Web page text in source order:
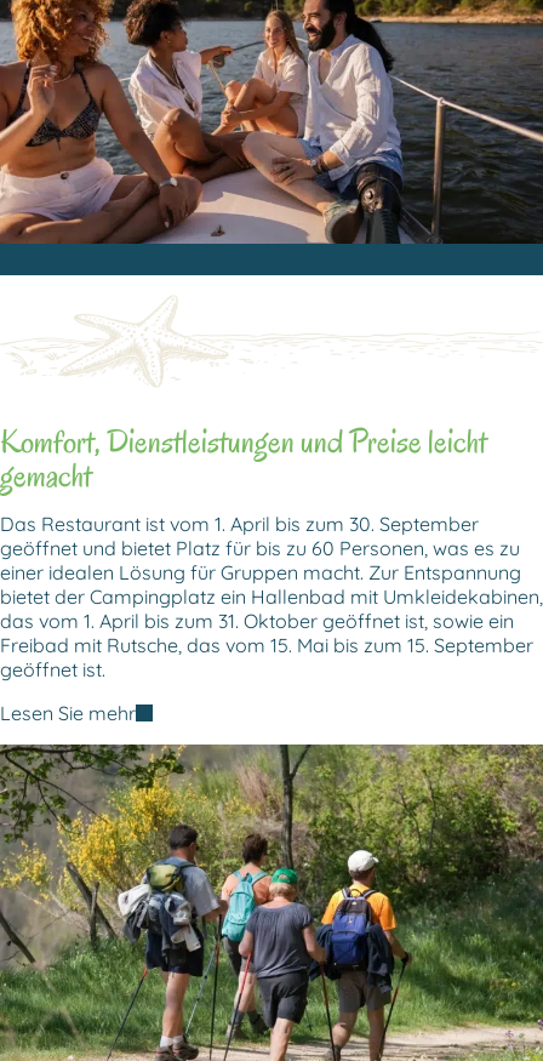
Komfort, Dienstleistungen undPreise leicht
gemacht
Das Restaurant ist vom 1. April bis zum 30. September
geöffnet und bietet Platz für bis zu 60 Personen, was es zu
einer idealen Lösung für Gruppen macht. Zur Entspannung
bietet der Campingplatz ein Hallenbad mit Umkleidekabinen,
das vom 1. April bis zum 31. Oktober geöffnet ist, sowie ein
Freibad mit Rutsche, das vom 15. Mai bis zum 15. September
geöffnet ist.
Lesen Sie mehr